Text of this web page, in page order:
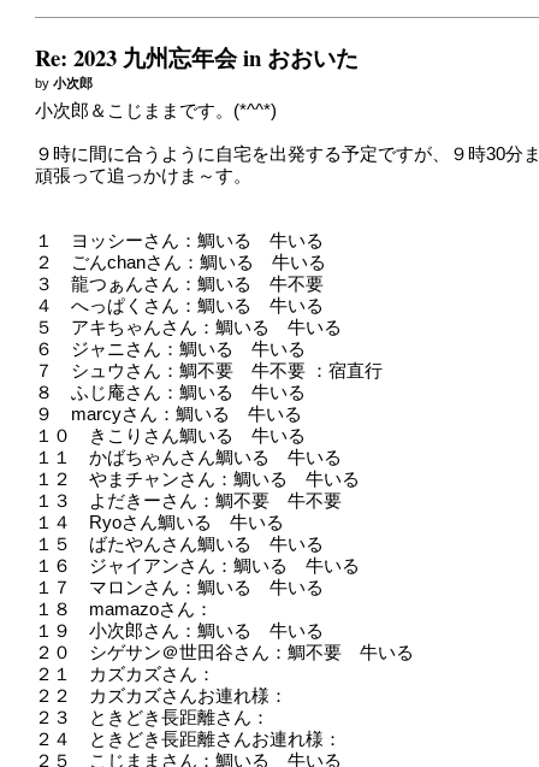
Re: 2023 九州忘年会 in おおいた
by小次郎
小次郎＆こじままです。(*^^*)
９時に間に合うように自宅を出発する予定ですが、９時30
頑張って追っかけま～す。
１ ヨッシーさん：鯛いる 牛いる
２ ごんchanさん：鯛いる 牛いる
３ 龍つぁんさん：鯛いる 牛不要
４ へっぱくさん：鯛いる 牛いる
５ アキちゃんさん：鯛いる 牛いる
６ ジャニさん：鯛いる 牛いる
７ シュウさん：鯛不要 牛不要 ：宿直行
８ ふじ庵さん：鯛いる 牛いる
９ marcyさん：鯛いる 牛いる
１０ きこりさん鯛いる 牛いる
１１ かばちゃんさん鯛いる 牛いる
１２ やまチャンさん：鯛いる 牛いる
１３ よだきーさん：鯛不要 牛不要
１４ Ryoさん鯛いる 牛いる
１５ ばたやんさん鯛いる 牛いる
１６ ジャイアンさん：鯛いる 牛いる
１７ マロンさん：鯛いる 牛いる
１８ mamazoさん：
１９ 小次郎さん：鯛いる 牛いる
２０ シゲサン＠世田谷さん：鯛不要 牛いる
２１ カズカズさん：
２２ カズカズさんお連れ様：
２３ ときどき長距離さん：
２４ ときどき長距離さんお連れ様：
２５ こじままさん：鯛いる 牛いる